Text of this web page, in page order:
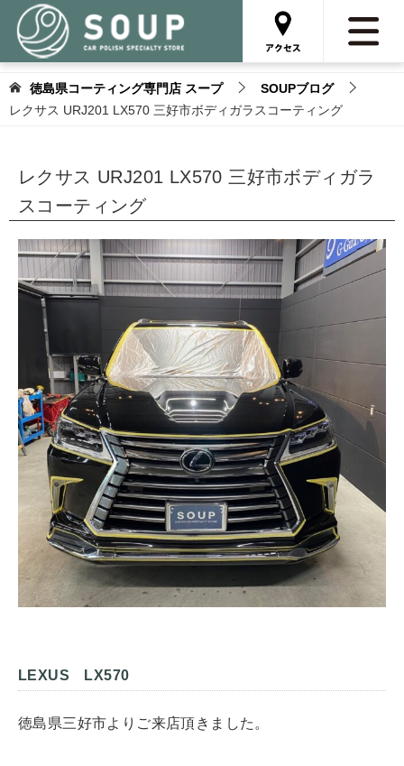
徳島県コーティング専門店 スープ
SOUPブログ
レクサス URJ201 LX570 三好市ボディガラスコーティング
レクサス URJ201 LX570 三好市ボディガラ
スコーティング
LEXUS LX570
徳島県三好市よりご来店頂きました。